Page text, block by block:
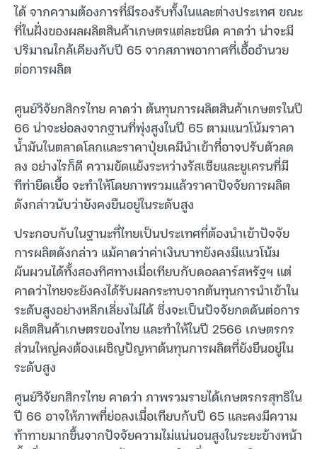
ได้ จากความต้องการที่มีรองรับทั้งในและต่างประเทศ ขณะ
ที่ในฝั่งของผลผลิตสินค้าเกษตรแต่ละชนิด คาดว่า น่าจะมี
ปริมาณใกล้เคียงกับปี 65 จากสภาพอากาศที่เอื้ออำนวย
ต่อการผลิต
ศูนย์วิจัยกสิกรไทย คาดว่า ต้นทุนการผลิตสินค้าเกษตรในปี
66 น่าจะย่อลงจากฐานที่พุ่งสูงในปี 65 ตามแนวโน้มราคา
น้ำมันในตลาดโลกและราคาปุ๋ยเคมีนำเข้าที่อาจปรับตัวลด
ลง อย่างไรก็ดี ความขัดแย้งระหว่างรัสเซียและยูเครนที่มี
ทีท่ายืดเยื้อ จะทำให้โดยภาพรวมแล้วราคาปัจจัยการผลิต
ดังกล่าวนับว่ายังคงยืนอยู่ในระดับสูง
ประกอบกับในฐานะที่ไทยเป็นประเทศที่ต้องนำเข้าปัจจัย
การผลิตดังกล่าว แม้คาดว่าค่าเงินบาทยังคงมีแนวโน้ม
ผันผวนได้ทั้งสองทิศทางเมื่อเทียบกับดอลลาร์สหรัฐฯ แต่
คาดว่าไทยจะยังคงได้รับผลกระทบจากต้นทุนการนำเข้าใน
ระดับสูงอย่างหลีกเลี่ยงไม่ได้ ซึ่งจะเป็นปัจจัยกดดันต่อการ
ผลิตสินค้าเกษตรของไทย และทำให้ในปี 2566 เกษตรกร
ส่วนใหญ่คงต้องเผชิญปัญหาต้นทุนการผลิตที่ยังยืนอยู่ใน
ระดับสูง
ศูนย์วิจัยกสิกรไทย คาดว่า ภาพรวมรายได้เกษตรกรสุทธิใน
ปี 66 อาจให้ภาพที่ย่อลงเมื่อเทียบกับปี 65 และคงมีความ
ท้าทายมากขึ้นจากปัจจัยความไม่แน่นอนสูงในระยะข้างหน้า